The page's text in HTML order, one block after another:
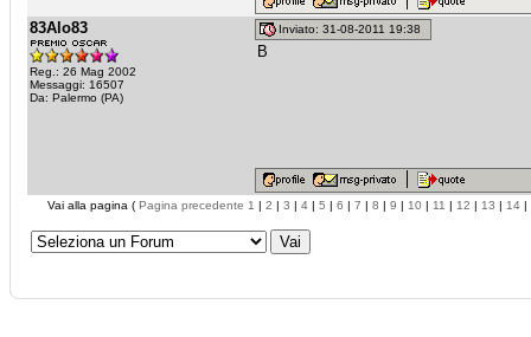
83Alo83
Reg.: 26 Mag 2002
Messaggi: 16507
Da: Palermo (PA)
Inviato: 31-08-2011 19:38
B
Vai alla pagina ( Pagina precedente 1 | 2 | 3 | 4 | 5 | 6 | 7 | 8 | 9 | 10 | 11 | 12 | 13 | 14 |